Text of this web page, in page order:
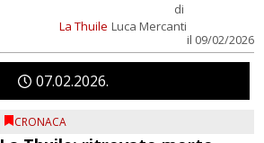
La Thuile
di
Luca Mercanti
il 09/02/2026
0702 2026
CRONACA